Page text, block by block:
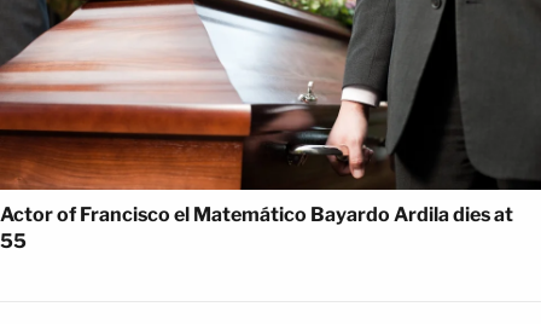
Actor of Francisco el Matemático Bayardo Ardila dies at
55